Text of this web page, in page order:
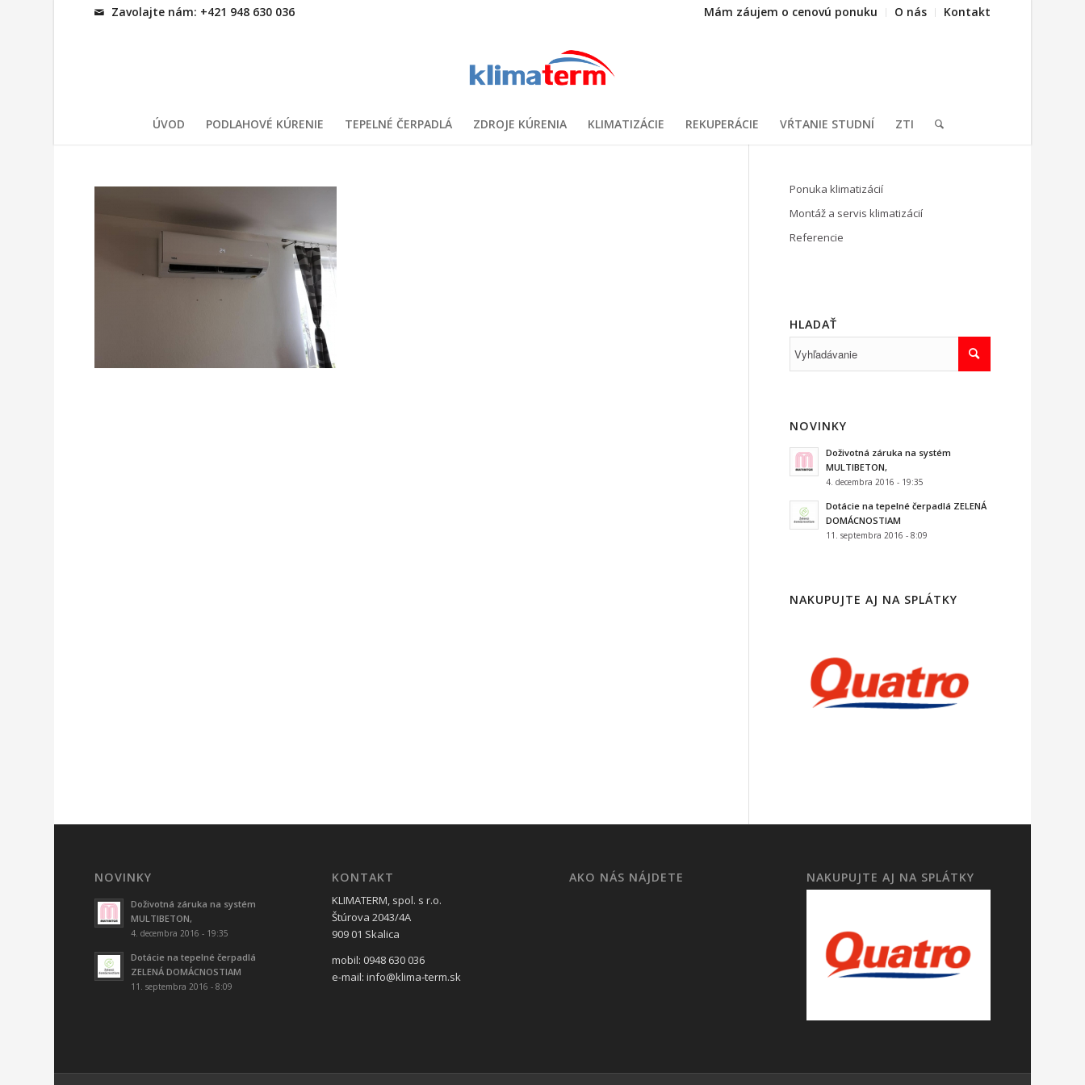
Mám záujem o cenovú ponuku O nás Kontakt
Zavolajte nám: +421 948 630 036
ÚVOD PODLAHOVÉ KÚRENIE TEPELNÉ ČERPADLÁ ZDROJE KÚRENIA KLIMATIZÁCIE REKUPERÁCIE VŔTANIE STUDNÍ ZTI
Ponuka klimatizácií
Montáž a servis klimatizácií
Referencie
HLADAŤ
NOVINKY
Doživotná záruka na systém
MULTIBETON,
4. decembra 2016 - 19:35
Dotácie na tepelné čerpadlá ZELENÁ
DOMÁCNOSTIAM
11. septembra 2016 - 8:09
NAKUPUJTE AJ NA SPLÁTKY
NOVINKY
Doživotná záruka na systém
MULTIBETON,
4. decembra 2016 - 19:35
Dotácie na tepelné čerpadlá
ZELENÁ DOMÁCNOSTIAM
11. septembra 2016 - 8:09
KONTAKT
KLIMATERM, spol. s r.o.
Štúrova 2043/4A
909 01 Skalica
mobil: 0948 630 036
e-mail: info@klima-term.sk
AKO NÁS NÁJDETE NAKUPUJTE AJ NA SPLÁTKY